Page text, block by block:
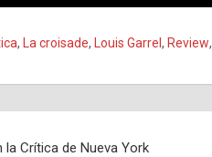
, La croisade, Louis Garrel , Review,
la Crítica de Nueva York